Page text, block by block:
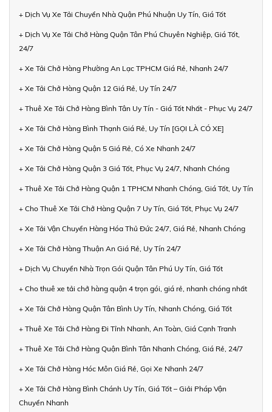
+ Dịch Vụ Xe Tải Chuyển Nhà Quận Phú Nhuận Uy Tín, Giá Tốt
+ Dịch Vụ Xe Tải Chở Hàng Quận Tân Phú Chuyên Nghiệp, Giá Tốt,
24/7
+ Xe Tải Chở Hàng Phường An Lạc TPHCM Giá Rẻ, Nhanh 24/7
+ Xe Tải Chở Hàng Quận 12 Giá Rẻ, Uy Tín 24/7
+ Thuê Xe Tải Chở Hàng Bình Tân Uy Tín - Giá Tốt Nhất - Phục Vụ 24/7
+ Xe Tải Chở Hàng Bình Thạnh Giá Rẻ, Uy Tín [GỌI LÀ CÓ XE]
+ Xe Tải Chở Hàng Quận 5 Giá Rẻ, Có Xe Nhanh 24/7
+ Xe Tải Chở Hàng Quận 3 Giá Tốt, Phục Vụ 24/7, Nhanh Chóng
+ Thuê Xe Tải Chở Hàng Quận 1 TPHCM Nhanh Chóng, Giá Tốt, Uy Tín
+ Cho Thuê Xe Tải Chở Hàng Quận 7 Uy Tín, Giá Tốt, Phục Vụ 24/7
+ Xe Tải Vận Chuyển Hàng Hóa Thủ Đức 24/7, Giá Rẻ, Nhanh Chóng
+ Xe Tải Chở Hàng Thuận An Giá Rẻ, Uy Tín 24/7
+ Dịch Vụ Chuyển Nhà Trọn Gói Quận Tân Phú Uy Tín, Giá Tốt
+ Cho thuê xe tải chở hàng quận 4 trọn gói, giá rẻ, nhanh chóng nhất
+ Xe Tải Chở Hàng Quận Tân Bình Uy Tín, Nhanh Chóng, Giá Tốt
+ Thuê Xe Tải Chở Hàng Đi Tỉnh Nhanh, An Toàn, Giá Cạnh Tranh
+ Thuê Xe Tải Chở Hàng Quận Bình Tân Nhanh Chóng, Giá Rẻ, 24/7
+ Xe Tải Chở Hàng Hóc Môn Giá Rẻ, Gọi Xe Nhanh 24/7
+ Xe Tải Chở Hàng Bình Chánh Uy Tín, Giá Tốt – Giải Pháp Vận
Chuyển Nhanh